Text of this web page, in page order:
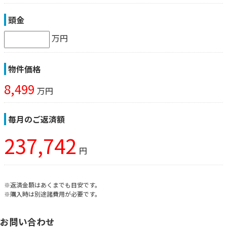
頭金
万円
物件価格
8,499 万円
毎月のご返済額
237,742 円
※返済金額はあくまでも目安です。
※購入時は別途諸費用が必要です。
お問い合わせ